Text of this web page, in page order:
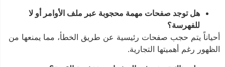
هل توجد صفحات مهمة محجوبة عبر ملف الأوامر أو لا
للفهرسة؟
أحياناً يتم حجب صفحات رئيسية عن طريق الخطأ، مما يمنعها من
الظهور رغم أهميتها التجارية.